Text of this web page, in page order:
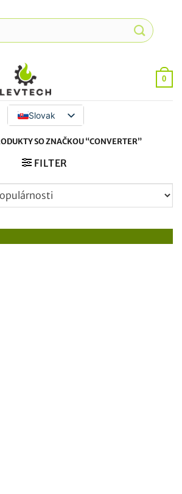
0
Slovak
SO ZNAČKOU “CONVERTER”
FILTER